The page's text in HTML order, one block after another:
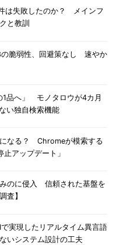
は失敗したのか？ メインフ
と教訓
脆弱性、回避策なし 速やか
1品へ」 モノタロウが4カ月
い独自検索機能
なる？ Chromeが模索する
止アップデート」
みのに侵入 信頼された基盤を
査】
で実現したリアルタイム異言語
いシステム設計の工夫